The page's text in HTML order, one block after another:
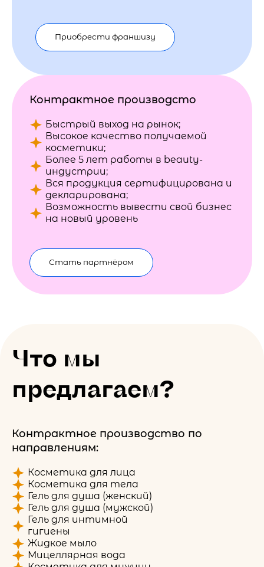
Приобрести франшизу
Контрактное производсто
Быстрый выход на рынок;
Высокое качество получаемой
косметики;
Более 5 лет работы в beauty-
индустрии;
Вся продукция сертифицирована и
декларирована;
Возможность вывести свой бизнес
на новый уровень
Стать партнёром
Что мы
предлагаем?
Контрактное производство по
направлениям:
Косметика для лица
Косметика для тела
Гель для душа (женский)
Гель для душа (мужской)
Гель для интимной
гигиены
Жидкое мыло
Мицеллярная вода